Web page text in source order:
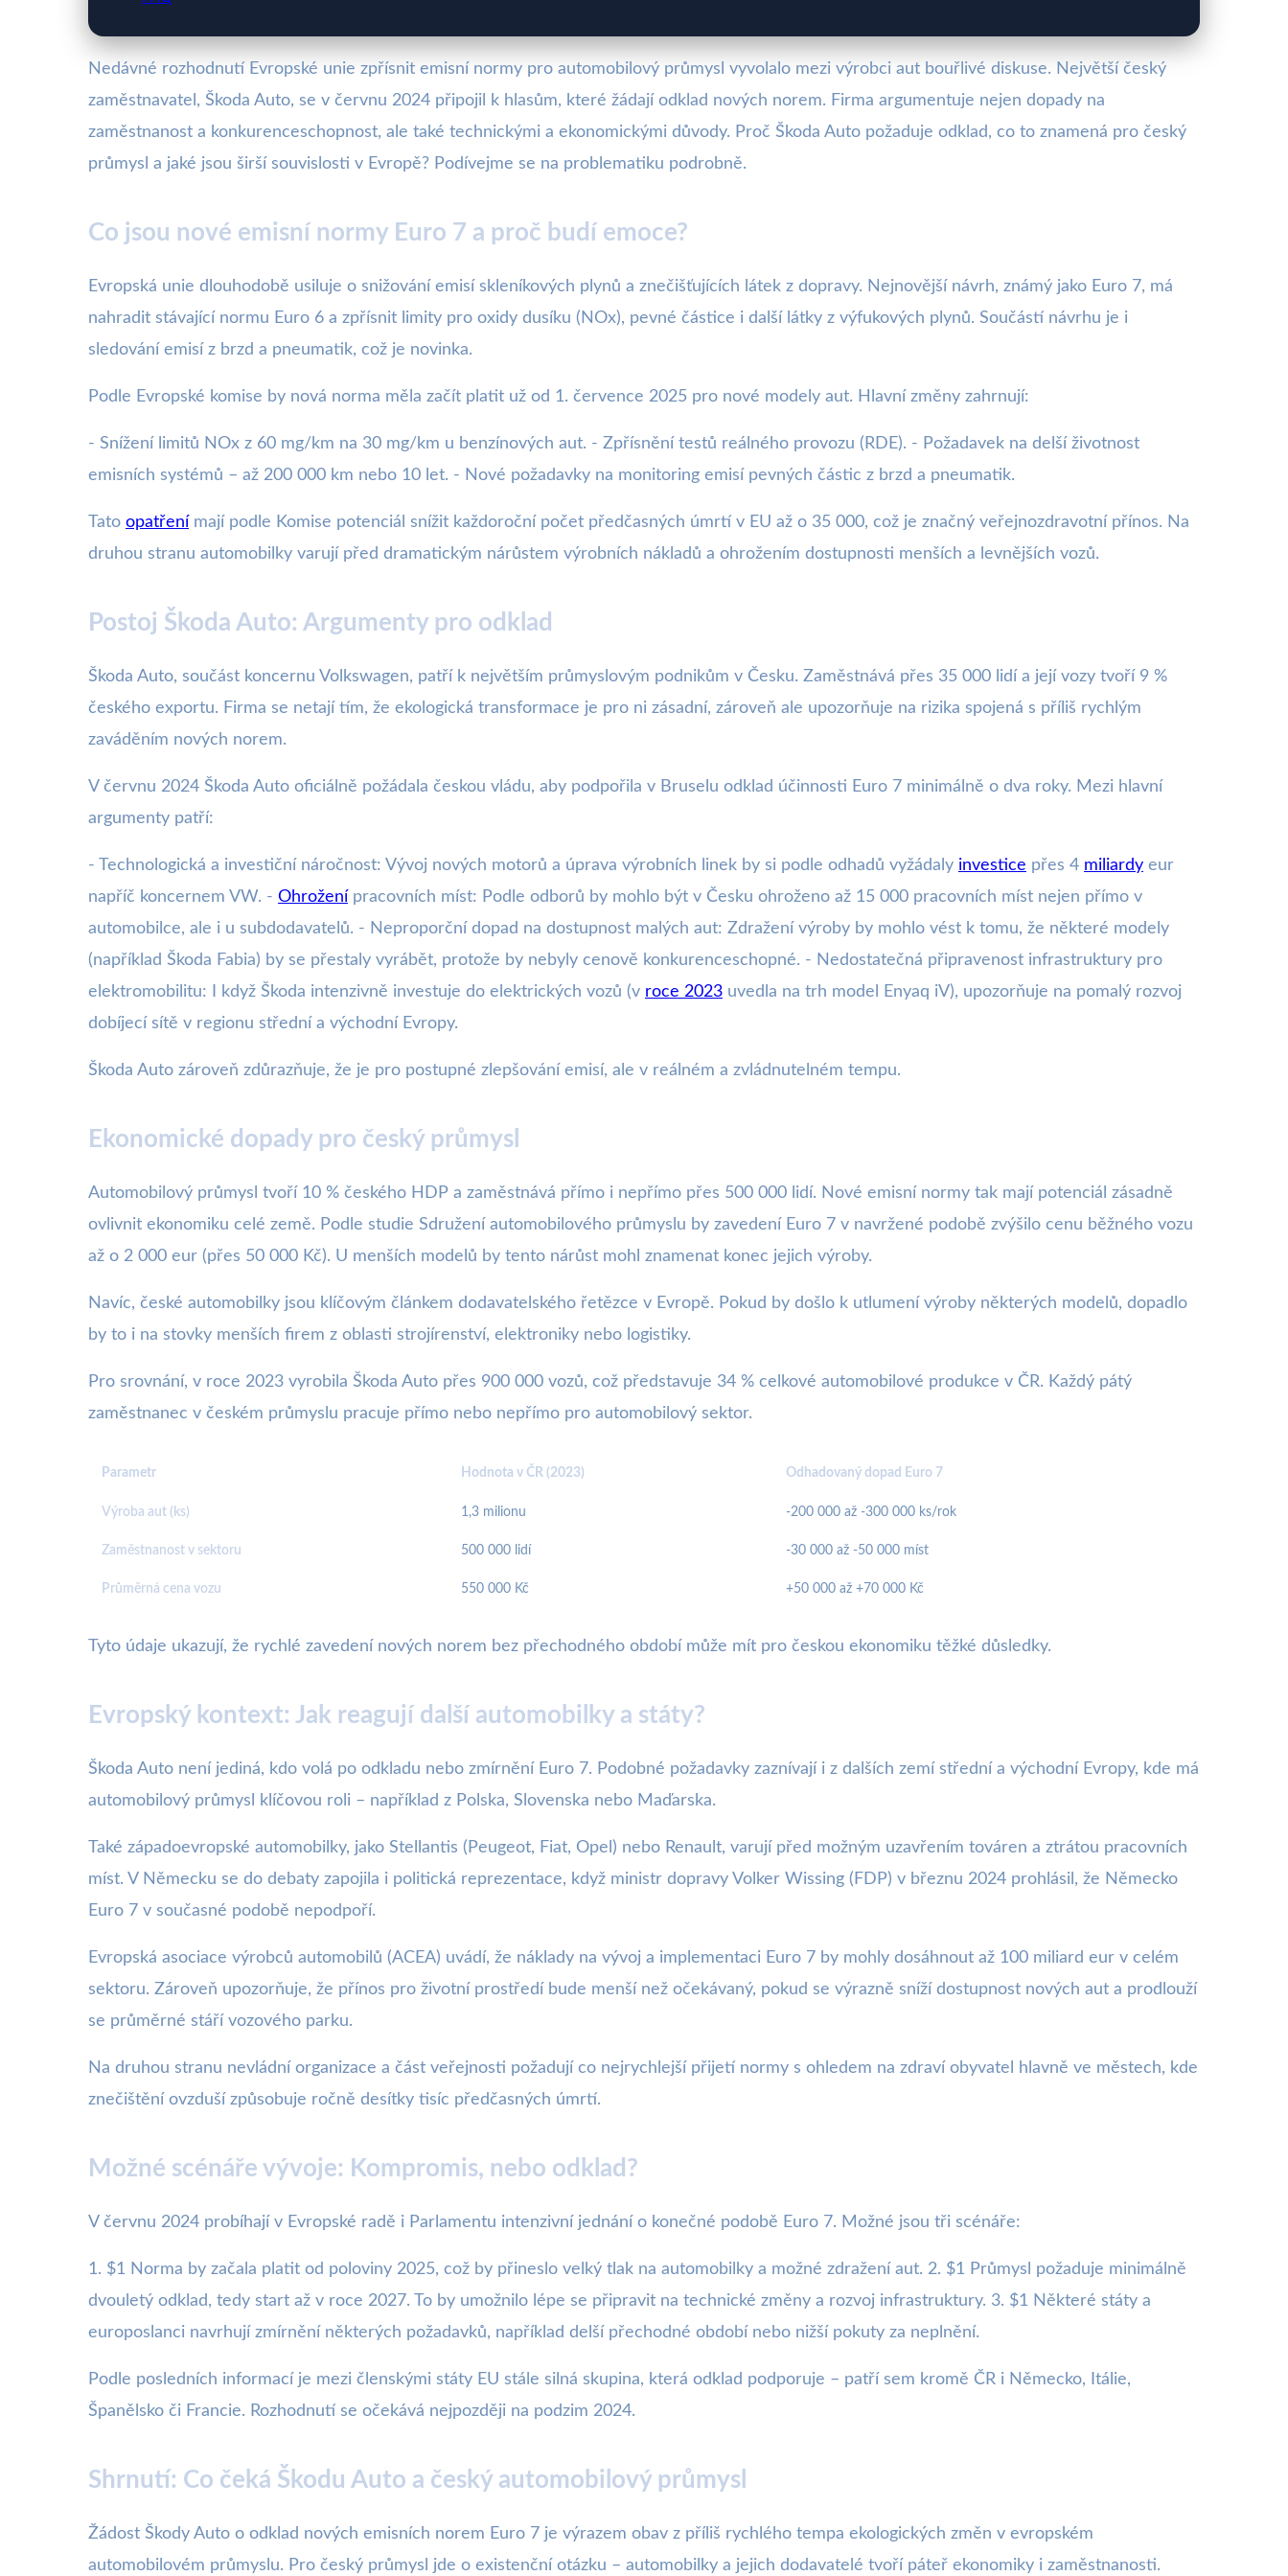
Nedávné rozhodnutí Evropské unie zpřísnit emisní normy pro automobilový průmysl vyvolalo mezi výrobci aut bouřlivé diskuse. Největší český
zaměstnavatel, Škoda Auto, se v červnu 2024 připojil k hlasům, které žádají odklad nových norem. Firma argumentuje nejen dopady na
zaměstnanost a konkurenceschopnost, ale také technickými a ekonomickými důvody. Proč Škoda Auto požaduje odklad, co to znamená pro český
průmysl a jaké jsou širší souvislosti v Evropě? Podívejme se na problematiku podrobně.
Co jsou nové emisní normy Euro 7 a proč budí emoce?
Evropská unie dlouhodobě usiluje o snižování emisí skleníkových plynů a znečišťujících látek z dopravy. Nejnovější návrh, známý jako Euro 7, má
nahradit stávající normu Euro 6 a zpřísnit limity pro oxidy dusíku (NOx), pevné částice i další látky z výfukových plynů. Součástí návrhu je i
sledování emisí z brzd a pneumatik, což je novinka.
Podle Evropské komise by nová norma měla začít platit už od 1. července 2025 pro nové modely aut. Hlavní změny zahrnují:
- Snížení limitů NOx z 60 mg/km na 30 mg/km u benzínových aut. - Zpřísnění testů reálného provozu (RDE). - Požadavek na delší životnost
emisních systémů – až 200 000 km nebo 10 let. - Nové požadavky na monitoring emisí pevných částic z brzd a pneumatik.
Tato opatření mají podle Komise potenciál snížit každoroční počet předčasných úmrtí v EU až o 35 000, což je značný veřejnozdravotní přínos. Na
druhou stranu automobilky varují před dramatickým nárůstem výrobních nákladů a ohrožením dostupnosti menších a levnějších vozů.
Postoj Škoda Auto: Argumenty pro odklad
Škoda Auto, součást koncernu Volkswagen, patří k největším průmyslovým podnikům v Česku. Zaměstnává přes 35 000 lidí a její vozy tvoří 9 %
českého exportu. Firma se netají tím, že ekologická transformace je pro ni zásadní, zároveň ale upozorňuje na rizika spojená s příliš rychlým
zaváděním nových norem.
V červnu 2024 Škoda Auto oficiálně požádala českou vládu, aby podpořila v Bruselu odklad účinnosti Euro 7 minimálně o dva roky. Mezi hlavní
argumenty patří:
- Technologická a investiční náročnost: Vývoj nových motorů a úprava výrobních linek by si podle odhadů vyžádaly investice přes 4 miliardy eur
napříč koncernem VW. - Ohrožení pracovních míst: Podle odborů by mohlo být v Česku ohroženo až 15 000 pracovních míst nejen přímo v
automobilce, ale i u subdodavatelů. - Neproporční dopad na dostupnost malých aut: Zdražení výroby by mohlo vést k tomu, že některé modely
(například Škoda Fabia) by se přestaly vyrábět, protože by nebyly cenově konkurenceschopné. - Nedostatečná připravenost infrastruktury pro
elektromobilitu: I když Škoda intenzivně investuje do elektrických vozů (v roce 2023 uvedla na trh model Enyaq iV), upozorňuje na pomalý rozvoj
dobíjecí sítě v regionu střední a východní Evropy.
Škoda Auto zároveň zdůrazňuje, že je pro postupné zlepšování emisí, ale v reálném a zvládnutelném tempu.
Ekonomické dopady pro český průmysl
Automobilový průmysl tvoří 10 % českého HDP a zaměstnává přímo i nepřímo přes 500 000 lidí. Nové emisní normy tak mají potenciál zásadně
ovlivnit ekonomiku celé země. Podle studie Sdružení automobilového průmyslu by zavedení Euro 7 v navržené podobě zvýšilo cenu běžného vozu
až o 2 000 eur (přes 50 000 Kč). U menších modelů by tento nárůst mohl znamenat konec jejich výroby.
Navíc, české automobilky jsou klíčovým článkem dodavatelského řetězce v Evropě. Pokud by došlo k utlumení výroby některých modelů, dopadlo
by to i na stovky menších firem z oblasti strojírenství, elektroniky nebo logistiky.
Pro srovnání, v roce 2023 vyrobila Škoda Auto přes 900 000 vozů, což představuje 34 % celkové automobilové produkce v ČR. Každý pátý
zaměstnanec v českém průmyslu pracuje přímo nebo nepřímo pro automobilový sektor.
Parametr Hodnota v ČR (2023) Odhadovaný dopad Euro 7
Výroba aut (ks) 1,3 milionu -200 000 až -300 000 ks/rok
Zaměstnanost v sektoru 500 000 lidí -30 000 až -50 000 míst
Průměrná cena vozu 550 000 Kč +50 000 až +70 000 Kč
Tyto údaje ukazují, že rychlé zavedení nových norem bez přechodného období může mít pro českou ekonomiku těžké důsledky.
Evropský kontext: Jak reagují další automobilky a státy?
Škoda Auto není jediná, kdo volá po odkladu nebo zmírnění Euro 7. Podobné požadavky zaznívají i z dalších zemí střední a východní Evropy, kde má
automobilový průmysl klíčovou roli – například z Polska, Slovenska nebo Maďarska.
Také západoevropské automobilky, jako Stellantis (Peugeot, Fiat, Opel) nebo Renault, varují před možným uzavřením továren a ztrátou pracovních
míst. V Německu se do debaty zapojila i politická reprezentace, když ministr dopravy Volker Wissing (FDP) v březnu 2024 prohlásil, že Německo
Euro 7 v současné podobě nepodpoří.
Evropská asociace výrobců automobilů (ACEA) uvádí, že náklady na vývoj a implementaci Euro 7 by mohly dosáhnout až 100 miliard eur v celém
sektoru. Zároveň upozorňuje, že přínos pro životní prostředí bude menší než očekávaný, pokud se výrazně sníží dostupnost nových aut a prodlouží
se průměrné stáří vozového parku.
Na druhou stranu nevládní organizace a část veřejnosti požadují co nejrychlejší přijetí normy s ohledem na zdraví obyvatel hlavně ve městech, kde
znečištění ovzduší způsobuje ročně desítky tisíc předčasných úmrtí.
Možné scénáře vývoje: Kompromis, nebo odklad?
V červnu 2024 probíhají v Evropské radě i Parlamentu intenzivní jednání o konečné podobě Euro 7. Možné jsou tři scénáře:
1. $1 Norma by začala platit od poloviny 2025, což by přineslo velký tlak na automobilky a možné zdražení aut. 2. $1 Průmysl požaduje minimálně
dvouletý odklad, tedy start až v roce 2027. To by umožnilo lépe se připravit na technické změny a rozvoj infrastruktury. 3. $1 Některé státy a
europoslanci navrhují zmírnění některých požadavků, například delší přechodné období nebo nižší pokuty za neplnění.
Podle posledních informací je mezi členskými státy EU stále silná skupina, která odklad podporuje – patří sem kromě ČR i Německo, Itálie,
Španělsko či Francie. Rozhodnutí se očekává nejpozději na podzim 2024.
Shrnutí: Co čeká Škodu Auto a český automobilový průmysl
Žádost Škody Auto o odklad nových emisních norem Euro 7 je výrazem obav z příliš rychlého tempa ekologických změn v evropském
automobilovém průmyslu. Pro český průmysl jde o existenční otázku – automobilky a jejich dodavatelé tvoří páteř ekonomiky i zaměstnanosti.